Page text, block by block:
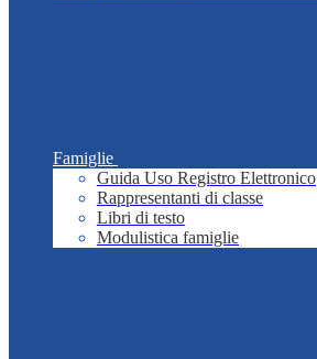
Famiglie
Guida Uso Registro Elettronico
Rappresentanti di classe
Libri di testo
Modulistica famiglie